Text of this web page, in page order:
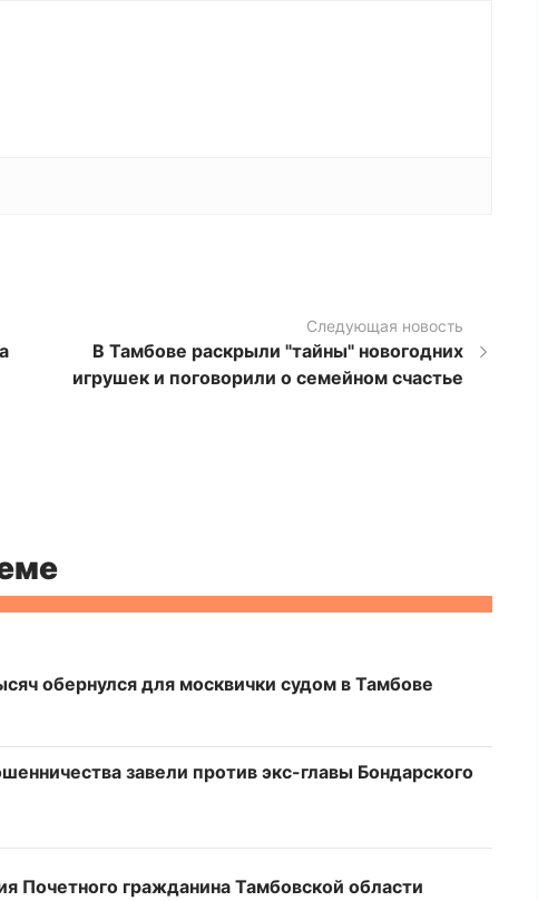
Следующая новость
В Тамбове раскрыли "тайны" новогодних
игрушек и поговорили о семейном счастье
обернулся для москвички судом в Тамбове
завели против экс-главы Бондарского
Почетного гражданина Тамбовской области